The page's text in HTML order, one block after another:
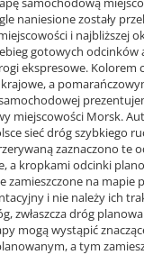
naniesione zostały
i najbliższej
gotowych odcinków
ekspresowe. Kolorem
a
miejscowości Morsk.
sieć dróg szybkiego
zaznaczono te
a kropkami odcinki
zamieszczone na mapie
i nie należy ich
zwłaszcza dróg
mogą wystąpić
a tym